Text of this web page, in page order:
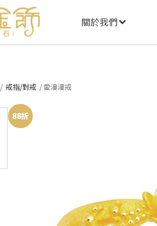
關於我們
/ 戒指/對戒 / 愛漫漫戒
88折